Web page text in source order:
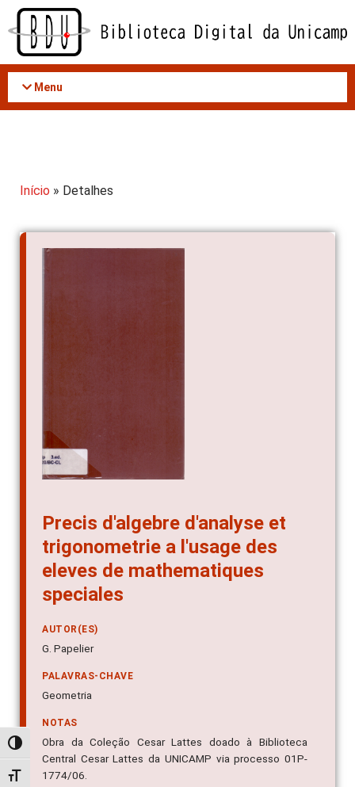
Acessar
conteúdo
Alternar alto contraste
Alternar tamanho da fonte
Menu
Início » Detalhes
Precis d'algebre d'analyse et
trigonometrie a l'usage des
eleves de mathematiques
speciales
AUTOR(ES)
G. Papelier
PALAVRAS-CHAVE
Geometria
NOTAS
Obra da Coleção Cesar Lattes doado à Biblioteca
Central Cesar Lattes da UNICAMP via processo 01P-
1774/06.